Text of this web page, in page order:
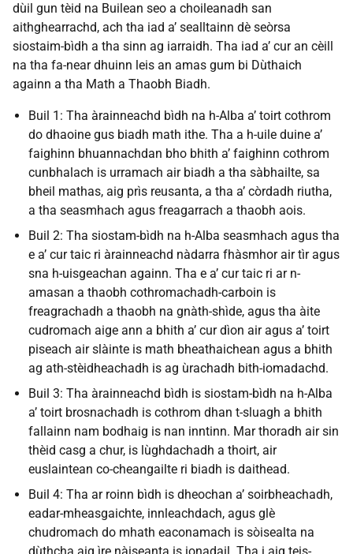
dùil gun tèid na Builean seo a choileanadh san
aithghearrachd, ach tha iad a’ sealltainn dè seòrsa
siostaim-bìdh a tha sinn ag iarraidh. Tha iad a’ cur an cèill
na tha fa-near dhuinn leis an amas gum bi Dùthaich
againn a tha Math a Thaobh Biadh.
Buil 1: Tha àrainneachd bìdh na h-Alba a’ toirt cothrom
do dhaoine gus biadh math ithe. Tha a h-uile duine a’
faighinn bhuannachdan bho bhith a’ faighinn cothrom
cunbhalach is urramach air biadh a tha sàbhailte, sa
bheil mathas, aig prìs reusanta, a tha a’ còrdadh riutha,
a tha seasmhach agus freagarrach a thaobh aois.
Buil 2: Tha siostam-bìdh na h-Alba seasmhach agus tha
e a’ cur taic ri àrainneachd nàdarra fhàsmhor air tìr agus
sna h-uisgeachan againn. Tha e a’ cur taic ri ar n-
amasan a thaobh cothromachadh-carboin is
freagrachadh a thaobh na gnàth-shìde, agus tha àite
cudromach aige ann a bhith a’ cur dìon air agus a’ toirt
piseach air slàinte is math bheathaichean agus a bhith
ag ath-stèidheachadh is ag ùrachadh bith-iomadachd.
Buil 3: Tha àrainneachd bìdh is siostam-bìdh na h-Alba
a’ toirt brosnachadh is cothrom dhan t-sluagh a bhith
fallainn nam bodhaig is nan inntinn. Mar thoradh air sin
thèid casg a chur, is lùghdachadh a thoirt, air
euslaintean co-cheangailte ri biadh is daithead.
Buil 4: Tha ar roinn bìdh is dheochan a’ soirbheachadh,
eadar-mheasgaichte, innleachdach, agus glè
chudromach do mhath eaconamach is sòisealta na